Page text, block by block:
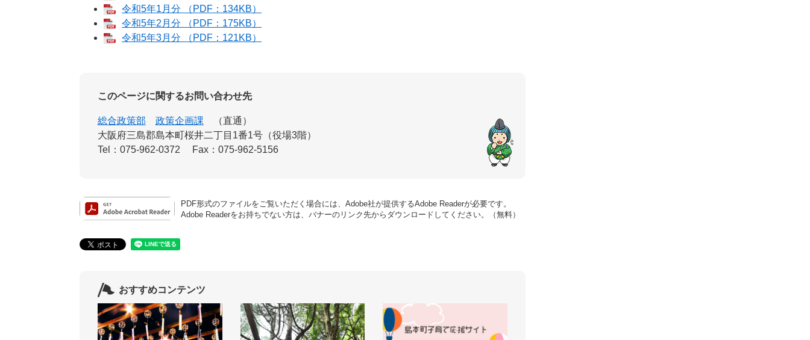
令和5年1月分 （PDF：134KB）
令和5年2月分 （PDF：175KB）
令和5年3月分 （PDF：121KB）
このページに関するお問い合わせ先
総合政策部 政策企画課
直通
大阪府三島郡島本町桜井二丁目1番1号（役場3階）
Tel：075-962-0372
Fax：075-962-5156
PDF形式のファイルをご覧いただく場合には、Adobe社が提供するAdobe Readerが必要です。
Adobe Readerをお持ちでない方は、バナーのリンク先からダウンロードしてください。（無料）
おすすめコンテンツ